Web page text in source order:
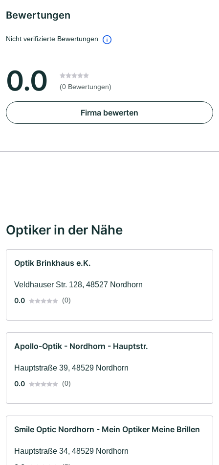
Bewertungen
Nicht verifizierte Bewertungen
0.0 (0 Bewertungen)
Firma bewerten
Optiker in der Nähe
Optik Brinkhaus e.K.
Veldhauser Str. 128, 48527 Nordhorn
0.0
(0)
Apollo-Optik - Nordhorn - Hauptstr.
Hauptstraße 39, 48529 Nordhorn
0.0
(0)
Smile Optic Nordhorn - Mein Optiker Meine Brillen
Hauptstraße 34, 48529 Nordhorn